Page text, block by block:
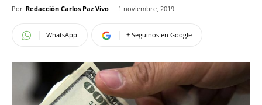
Por Redacción Carlos Paz Vivo - 1 noviembre, 2019
WhatsApp + Seguinos en Google